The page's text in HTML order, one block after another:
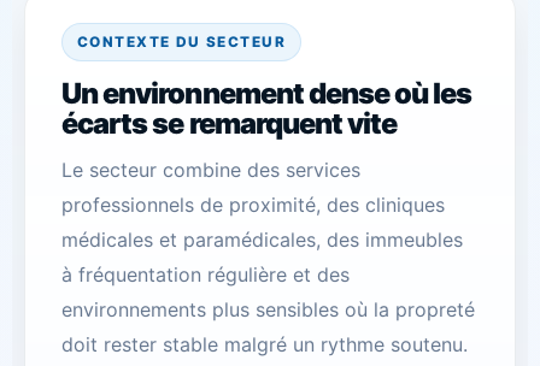
CONTEXTE DU SECTEUR
Un environnement dense où les
écarts se remarquent vite
Le secteur combine des services
professionnels de proximité, des cliniques
médicales et paramédicales, des immeubles
à fréquentation régulière et des
environnements plus sensibles où la propreté
doit rester stable malgré un rythme soutenu.